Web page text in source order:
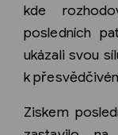
kde
posledních
ukázali svou
k
Ziskem